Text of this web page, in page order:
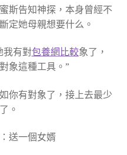
告知神探，本身曾經不
定她母親想要什么。
有對包養網比較象了，
象這種工具。”
你有對象了，接上去最少
。
送一個女婿